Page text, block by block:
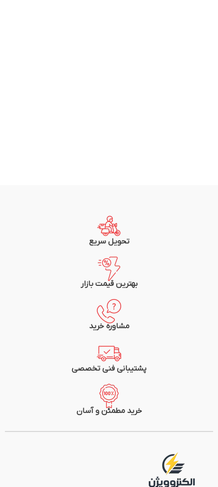
تحویل سریع
بهترین قیمت بازار
مشاوره خرید
پشتیبانی فنی تخصصی
خرید مطمئن و آسان